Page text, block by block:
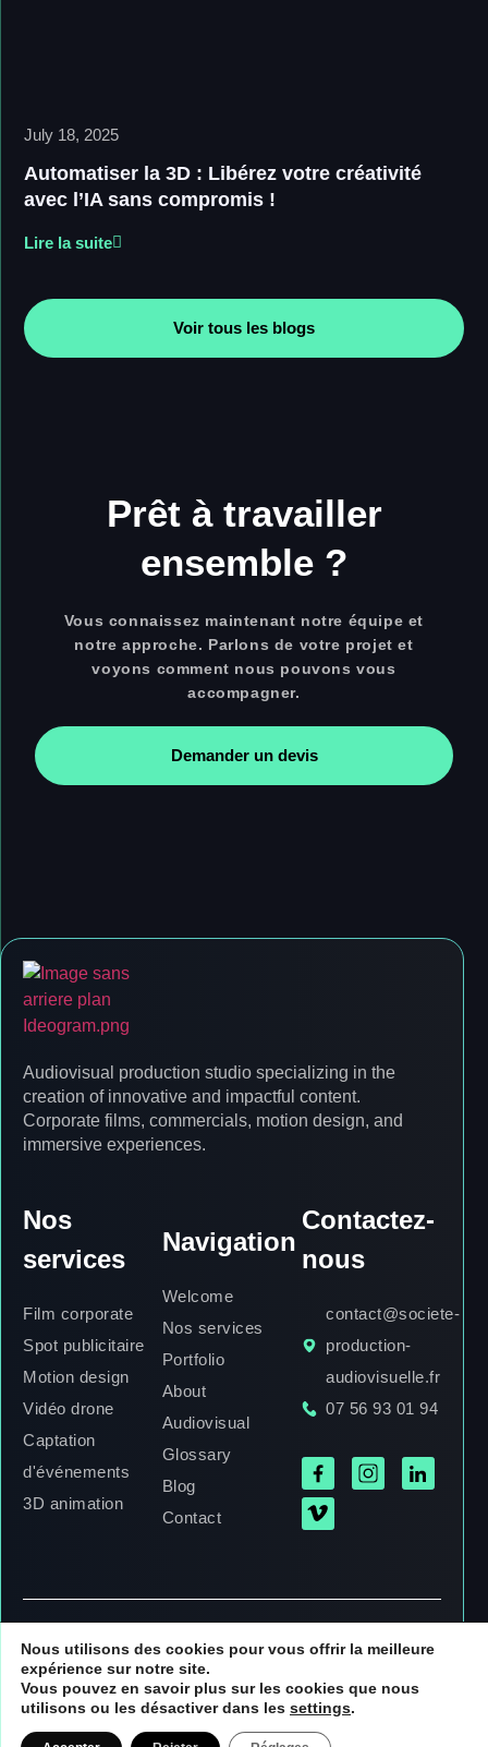
July 18, 2025
Automatiser la 3D : Libérez votre créativité
avec l’IA sans compromis !
Lire la suite
Voir tous les blogs
Prêt à travailler
ensemble ?
Vous connaissez maintenant notre équipe et
notre approche. Parlons de votre projet et
voyons comment nous pouvons vous
accompagner.
Demander un devis
Audiovisual production studio specializing in the
creation of innovative and impactful content.
Corporate films, commercials, motion design, and
immersive experiences.
Nos
services
Film corporate
Spot publicitaire
Motion design
Vidéo drone
Captation
d'événements
3D animation
Navigation
Welcome
Nos services
Portfolio
About
Audiovisual
Glossary
Blog
Contact
Contactez-
nous
contact@societe-
production-
audiovisuelle.fr
07 56 93 01 94
réservés.
Mentions légales Politique de confidentialité Plan du site
Nous utilisons des cookies pour vous offrir la meilleure
expérience sur notre site.
Vous pouvez en savoir plus sur les cookies que nous
utilisons ou les désactiver dans les settings.